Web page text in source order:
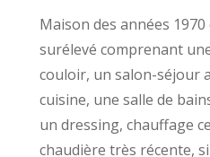
Maison des années
surélevé comprenant
couloir, un salon-séjour
cuisine, une salle de
un dressing, chauffage
chaudière très récente,